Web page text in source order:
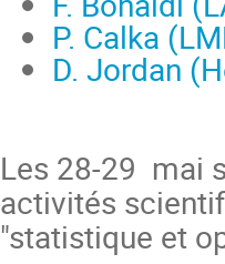
P. Calka
D. Jordan
Les 28-29 mai
activités
"statistique et